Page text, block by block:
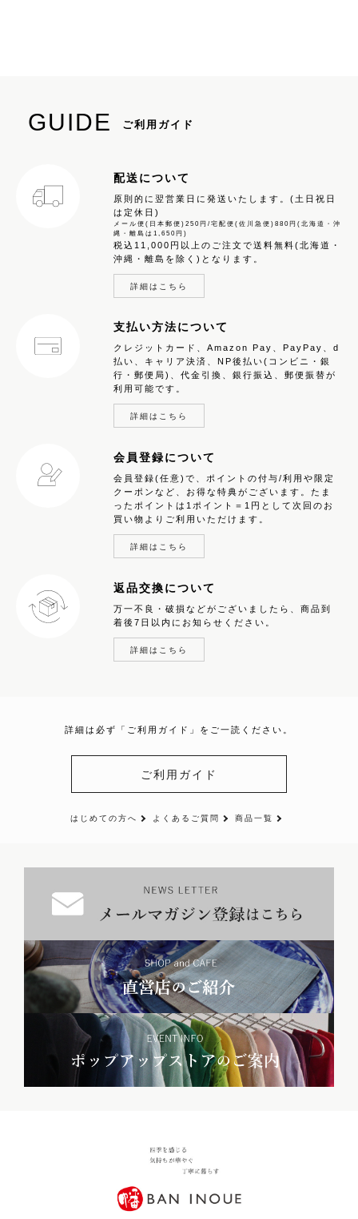
GUIDE ご利用ガイド
配送について
原則的に翌営業日に発送いたします。(土日祝日
は定休日)
メール便(日本郵便)250円/宅配便(佐川急便)880円(北海道・沖
縄・離島は1,650円)
税込11,000円以上のご注文で送料無料(北海道・
沖縄・離島を除く)となります。
詳細はこちら
支払い方法について
クレジットカード、Amazon Pay、PayPay、d
払い、キャリア決済、NP後払い(コンビニ・銀
行・郵便局)、代金引換、銀行振込、郵便振替が
利用可能です。
詳細はこちら
会員登録について
会員登録(任意)で、ポイントの付与/利用や限定
クーポンなど、お得な特典がございます。たま
ったポイントは1ポイント＝1円として次回のお
買い物よりご利用いただけます。
詳細はこちら
返品交換について
万一不良・破損などがございましたら、商品到
着後7日以内にお知らせください。
詳細はこちら
詳細は必ず「ご利用ガイド」をご一読ください。
ご利用ガイド
はじめての方へ よくあるご質問 商品一覧